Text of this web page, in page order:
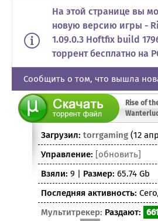
На этой странице вы
новую версию игры -
1.09.0.3 Hoftfix build
торрент бесплатно на
Сообщить о том, что вышла
Rise of
Загрузил: torrgaming (12
Управление: [обновить]
Взяли: 9 | Размер: 65.74 Gb
Последняя активность:
Мультитрекер: Раздают: 661